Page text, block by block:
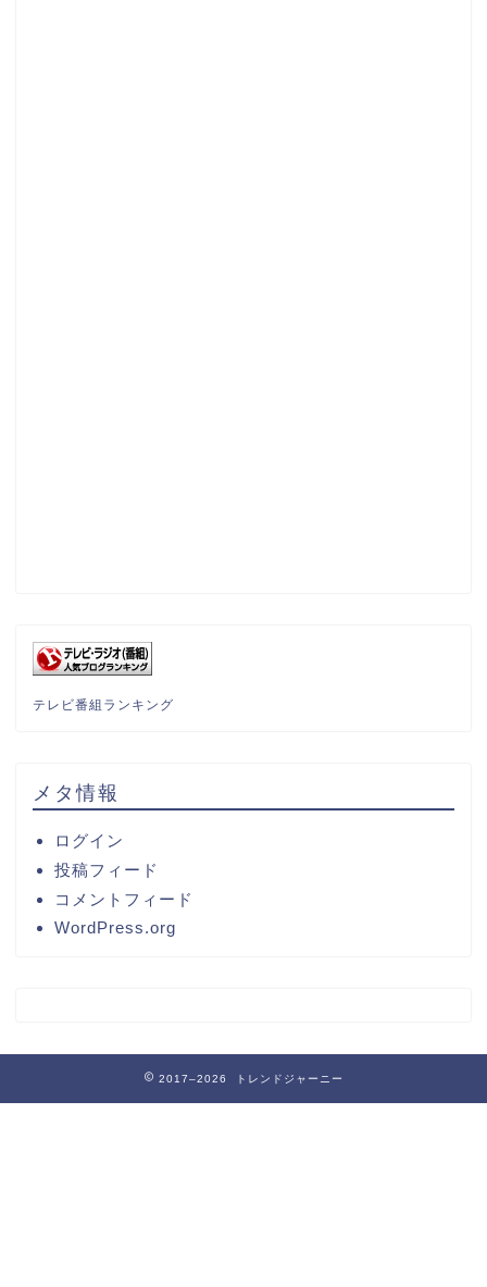
テレビ番組ランキング
メタ情報
ログイン
投稿フィード
コメントフィード
WordPress.org
2017–2026 トレンドジャーニー